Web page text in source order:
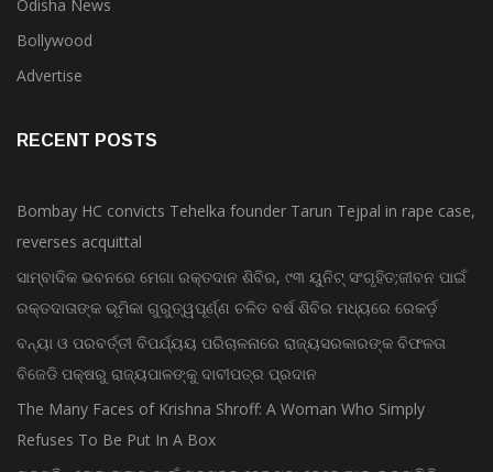
Odisha News
Bollywood
Advertise
RECENT POSTS
Bombay HC convicts Tehelka founder Tarun Tejpal in rape case,
reverses acquittal
ସାମ୍ବାଦିକ ଭବନରେ ମେଗା ରକ୍ତଦାନ ଶିବିର, ୯୩ ୟୁନିଟ୍ ସଂଗୃହିତ;ଜୀବନ ପାଇଁ
ରକ୍ତଦାତାଙ୍କ ଭୂମିକା ଗୁରୁତ୍ୱପୂର୍ଣ୍ଣ ଚଳିତ ବର୍ଷ ଶିବିର ମଧ୍ୟରେ ରେକର୍ଡ଼
ବନ୍ୟା ଓ ପରବର୍ତ୍ତୀ ବିପର୍ଯ୍ୟୟ ପରିଚାଳନାରେ ରାଜ୍ୟସରକାରଙ୍କ ବିଫଳତା
ବିଜେଡି ପକ୍ଷରୁ ରାଜ୍ୟପାଳଙ୍କୁ ଦାବୀପତ୍ର ପ୍ରଦାନ
The Many Faces of Krishna Shroff: A Woman Who Simply
Refuses To Be Put In A Box